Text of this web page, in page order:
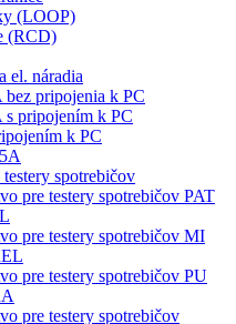
(LOOP)
(RCD)
el. náradia
pripojenia k PC
pripojením k PC
k PC
spotrebičov
pre testery spotrebičov PAT
pre testery spotrebičov MI
pre testery spotrebičov PU
pre testery spotrebičov